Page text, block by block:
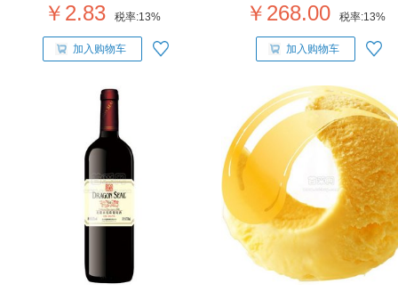
￥2.83 税率:13%
加入购物车
￥268.00 税率:13%
加入购物车